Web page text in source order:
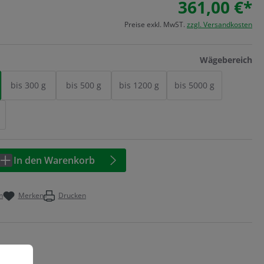
361,00 €*
Preise exkl. MwST. zzgl. Versandkosten
Wägebereich
bis 300 g bis 500 g bis 1200 g bis 5000 g
Geben Sie den gewünschten
In den Warenkorb
Merken Drucken